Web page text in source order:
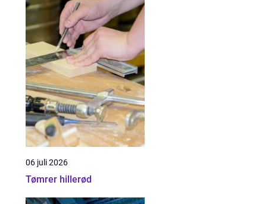
06 juli 2026
Tømrer hillerød